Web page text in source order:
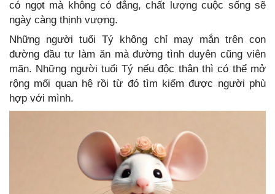
có ngọt mà không có đắng, chất lượng cuộc sống sẽ
ngày càng thịnh vượng.
Những người tuổi Tý không chỉ may mắn trên con
đường đầu tư làm ăn mà đường tình duyên cũng viên
mãn. Những người tuổi Tý nếu độc thân thì có thể mở
rộng mối quan hệ rồi từ đó tìm kiếm được người phù
hợp với mình.